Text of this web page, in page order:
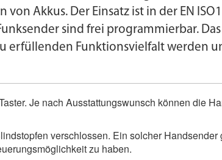
Akkus. Der Einsatz ist in der EN ISO
sind frei programmierbar.
erfüllenden Funktions­vielfalt werden
Je nach Ausstattungswunsch können die
verschlossen. Ein solcher Handsender
zu haben.